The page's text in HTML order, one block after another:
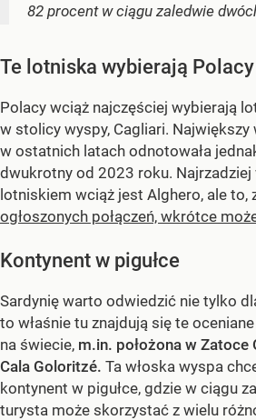
82 procent w ciągu zaledwie
Te lotniska wybierają Polacy
Polacy wciąż najczęściej wybierają
w stolicy wyspy, Cagliari.
w ostatnich latach odnotowała
dwukrotny od 2023 roku. Najrzadziej
lotniskiem wciąż jest Alghero, ale to,
ogłoszonych połączeń, wkrótce
Kontynent w pigułce
Sardynię warto odwiedzić nie tylko
to właśnie tu znajdują się te
na świecie, m.in. położona w
Cala Goloritzé. Ta włoska wyspa
kontynent w pigułce, gdzie w ciągu
turysta może skorzystać z wielu